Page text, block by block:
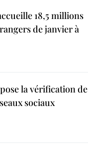
18,5 millions
de janvier à
la vérification de
sociaux